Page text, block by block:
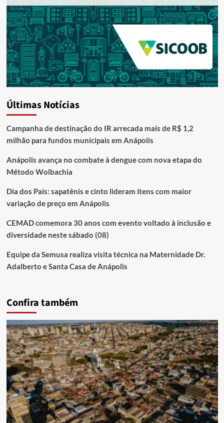
Últimas Notícias
Campanha de destinação do IR arrecada mais de R$ 1,2
milhão para fundos municipais em Anápolis
Anápolis avança no combate à dengue com nova etapa do
Método Wolbachia
Dia dos Pais: sapatênis e cinto lideram itens com maior
variação de preço em Anápolis
CEMAD comemora 30 anos com evento voltado à inclusão e
diversidade neste sábado (08)
Equipe da Semusa realiza visita técnica na Maternidade Dr.
Adalberto e Santa Casa de Anápolis
Confira também